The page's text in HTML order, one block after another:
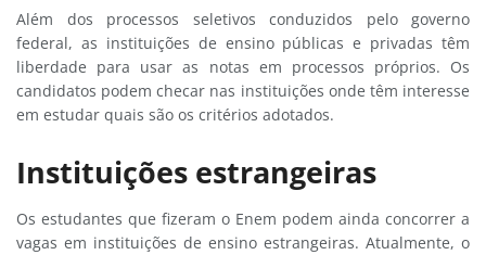
Além dos processos seletivos conduzidos pelo governo
federal, as instituições de ensino públicas e privadas têm
liberdade para usar as notas em processos próprios. Os
candidatos podem checar nas instituições onde têm interesse
em estudar quais são os critérios adotados.
Instituições estrangeiras
Os estudantes que fizeram o Enem podem ainda concorrer a
vagas em instituições de ensino estrangeiras. Atualmente, o